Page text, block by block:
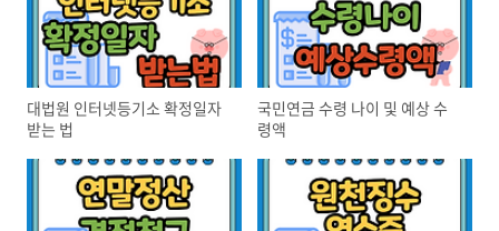
대법원 인터넷등기소 확정일자
받는 법
국민연금 수령 나이 및 예상 수
령액